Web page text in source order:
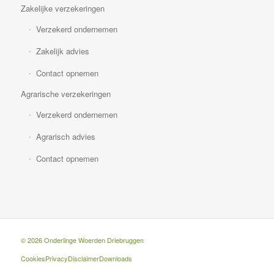
Zakelijke verzekeringen
Verzekerd ondernemen
Zakelijk advies
Contact opnemen
Agrarische verzekeringen
Verzekerd ondernemen
Agrarisch advies
Contact opnemen
© 2026 Onderlinge Woerden Driebruggen
CookiesPrivacyDisclaimerDownloads